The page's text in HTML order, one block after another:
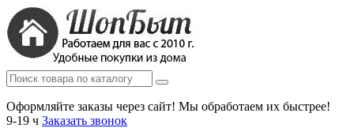
Оформляйте заказы через сайт! Мы обработаем их быстрее!
9-19 ч Заказать звонок